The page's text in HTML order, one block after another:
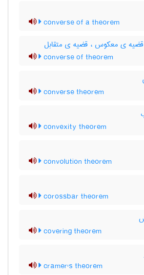
converse of a theorem
ی معکوس ، قضیه ی متقابل
converse of theorem
converse theorem
convexity theorem
convolution theorem
corossbar theorem
covering theorem
cramer's theorem